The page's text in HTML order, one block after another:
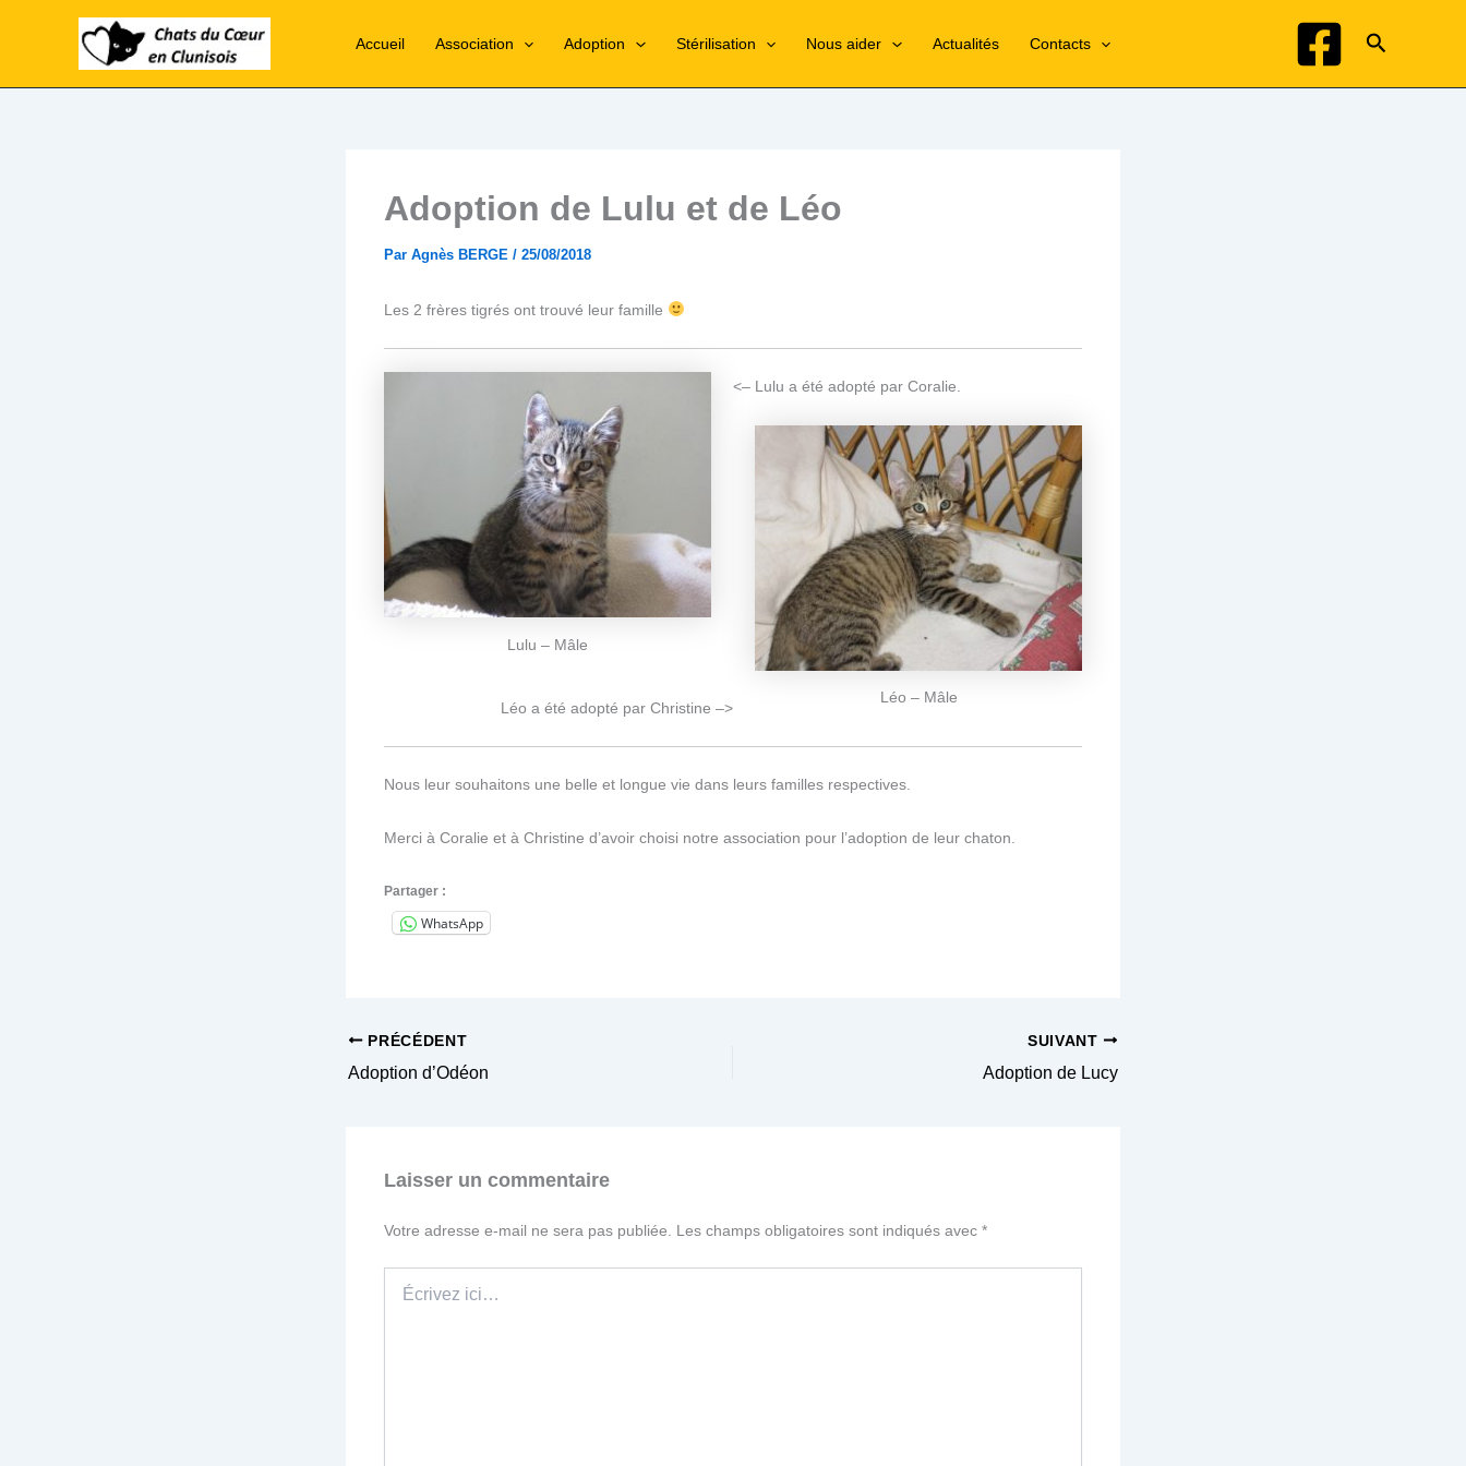
Accueil Association Adoption Stérilisation Nous aider Actualités Contacts
Adoption de Lulu et de Léo
Par Agnès BERGE / 25/08/2018
Les 2 frères tigrés ont trouvé leur famille
Lulu – Mâle
<– Lulu a été adopté par Coralie.
Léo – Mâle
Léo a été adopté par Christine –>
Nous leur souhaitons une belle et longue vie dans leurs familles respectives.
Merci à Coralie et à Christine d’avoir choisi notre association pour l’adoption de leur chaton.
Partager :
WhatsApp
PRÉCÉDENT
Adoption d’Odéon
SUIVANT
Adoption de Lucy
Laisser un commentaire
Votre adresse e-mail ne sera pas publiée. Les champs obligatoires sont indiqués avec *
ici…